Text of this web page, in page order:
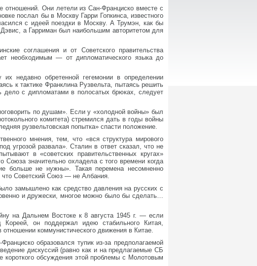
отношений. Они летели из Сан-Франциско вместе с
послал бы в Москву Гарри Гопкинса, известного
с идеей поездки в Москву. А Трумэн, как бы
а Гарриман был наибольшим авторитетом для
соглашения и от Советского правительства
необходимым — от дипломатического языка до
недавно обретенной гегемонии в определении
к тактике Франклина Рузвельта, пытаясь решить
с дипломатами в полосатых брюках, следует
по душам». Если у «холодной войны» был
комитета) стремился дать в годы войны
рузвельтовская попытка» спасти положение.
мнения, тем, что «вся структура мирового
угрозой развала». Сталин в ответ сказал, что не
в «советских правительственных кругах»
Союза значительно охладела с того времени когда
больше не нужны». Такая перемена несомненно
что Советский Союз — не Албания.
замышлено как средство давления на русских с
и дружески, многое можно было бы сделать…
на Дальнем Востоке к 8 августа 1945 г. — если
Кореей, он поддержал идею стабильного Китая,
коммунистического движения в Китае.
образовался тупик из-за предполагаемой
дискуссий (равно как и на предлагаемые СБ
короткого обсуждения этой проблемы с Молотовым